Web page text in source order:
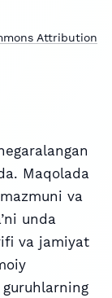
Attribution
Maqolada
va
unda
va jamiyat